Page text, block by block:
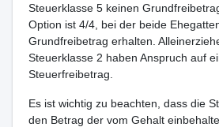
Steuerklasse 5 keinen
Option ist 4/4, bei der beide
Grundfreibetrag erhalten.
Steuerklasse 2 haben Anspruch auf
Steuerfreibetrag.
Es ist wichtig zu beachten, dass die
den Betrag der vom Gehalt